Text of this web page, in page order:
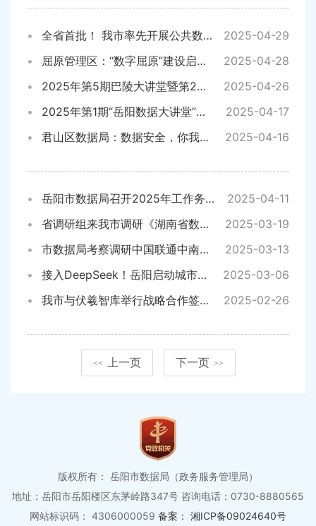
全省首批！ 我市率先开展公共数据资源登记
2025-04-29
屈原管理区：“数字屈原”建设启新程 共同参与共绘“十五五”发展蓝图
2025-04-28
2025年第5期巴陵大讲堂暨第2期岳阳数据大讲堂举行
2025-04-26
2025年第1期“岳阳数据大讲堂”举行
2025-04-17
君山区数据局：数据安全，你我同行！
2025-04-16
岳阳市数据局召开2025年工作务虚会
2025-04-11
省调研组来我市调研《湖南省数据条例（草案）》立法工作
2025-03-19
市数据局考察调研中国联通中南研究院
2025-03-13
接入DeepSeek！岳阳启动城市级本地化部署
2025-03-06
我市与伏羲智库举行战略合作签约仪式
2025-02-26
<< 上一页 下一页 >>
版权所有： 岳阳市数据局（政务服务管理局）
地址：岳阳市岳阳楼区东茅岭路347号 咨询电话：0730-8880565
网站标识码： 4306000059 备案： 湘ICP备09024640号